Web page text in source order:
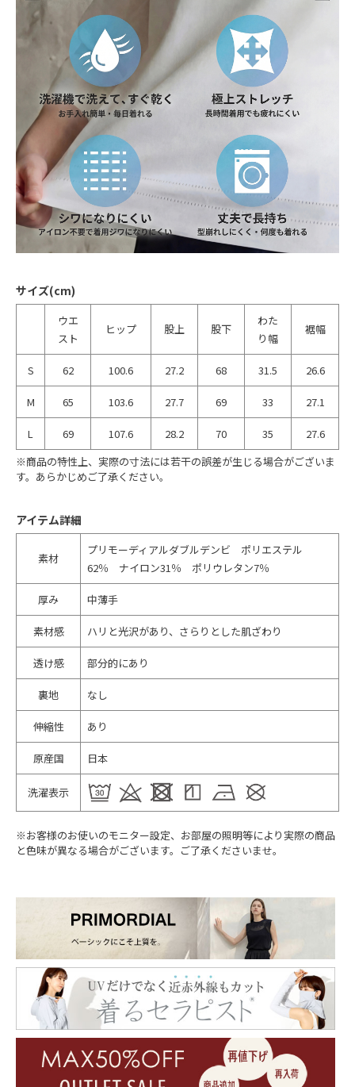
サイズ(cm)
ウエ
スト
ヒップ 股上 股下
わた
り幅
裾幅
S 62 100.6 27.2 68 31.5 26.6
M 65 103.6 27.7 69 33 27.1
L 69 107.6 28.2 70 35
27.6
※商品の特性上、実際の寸法には若干の誤差が生じる場合がございま
す。あらかじめご了承ください。
アイテム詳細
素材
プリモーディアルダブルデンビ ポリエステル
62％ ナイロン31％ ポリウレタン7％
厚み 中薄手
素材感 ハリと光沢があり、さらりとした肌ざわり
透け感 部分的にあり
裏地 なし
伸縮性 あり
原産国 日本
洗濯表示
※お客様のお使いのモニター設定、お部屋の照明等により実際の商品
と色味が異なる場合がございます。ご了承くださいませ。